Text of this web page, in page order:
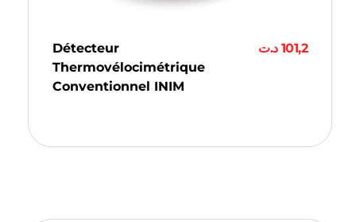
Détecteur
Thermovélocimétrique
Conventionnel INIM
101,2 د.ت